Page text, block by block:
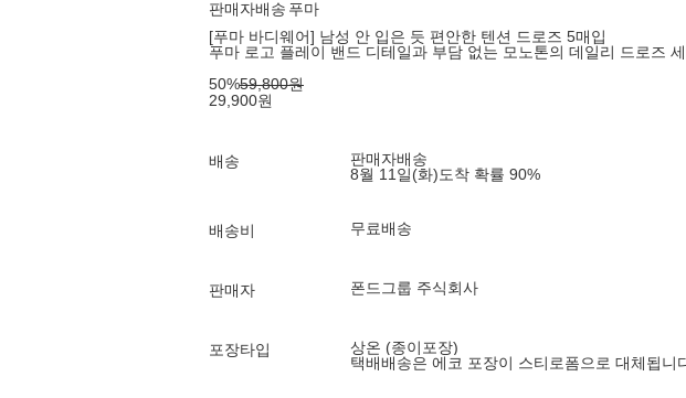
판매자배송 푸마
[푸마 바디웨어] 남성 안 입은 듯 편안한 텐션 드로즈 5매입
푸마 로고 플레이 밴드 디테일과 부담 없는 모노톤의 데일리 드로즈
50%59,800원
29,900원
배송
판매자배송
8월 11일(화)도착 확률 90%
배송비 무료배송
판매자 폰드그룹 주식회사
포장타입
상온 (종이포장)
택배배송은 에코 포장이 스티로폼으로 대체됩니